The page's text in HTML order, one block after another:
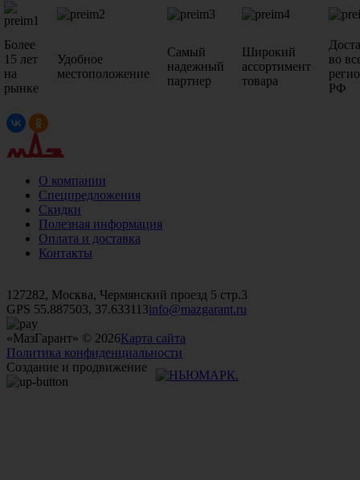
Более
15 лет
на
рынке
Удобное
местоположение
Самый
надежный
партнер
Широкий
ассортимент
товара
во
РФ
О компании
Спецпредложения
Скидки
Полезная информация
Оплата и доставка
Контакты
127282, Москва, Чермянский проезд 5 стр.3
GPS 55.887503, 37.633113info@mazgarant.ru
«МазГарант» © 2026Карта сайта
Политика конфиденциальности
Создание и продвижение